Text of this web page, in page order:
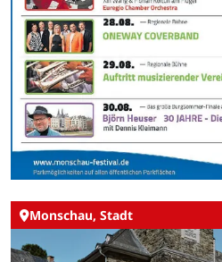
Monschau, Stadt